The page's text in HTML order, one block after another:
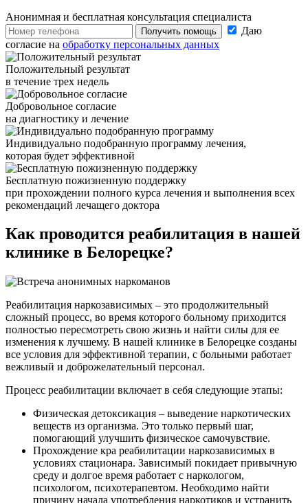
Анонимная и бесплатная консультация специалиста
Получить помощь
Даю
согласие на обработку персональных данных
Положительный результат
в течение трех недель
Добровольное согласие
на диагностику и лечение
Индивидуально подобранную программу лечения,
которая будет эффективной
Бесплатную пожизненную поддержку
при прохождении полного курса лечения и выполнения всех
рекомендаций лечащего доктора
Как проводится реабилитация в нашей
клинике в Белорецке?
Реабилитация наркозависимых – это продолжительный
сложный процесс, во время которого больному приходится
полностью пересмотреть свою жизнь и найти силы для ее
изменения к лучшему. В нашей клинике в Белорецке созданы
все условия для эффективной терапии, с больными работает
вежливый и доброжелательный персонал.
Процесс реабилитации включает в себя следующие этапы:
Физическая детоксикация – выведение наркотических
веществ из организма. Это только первый шаг,
помогающий улучшить физическое самочувствие.
Прохождение кра реабилитации наркозависимых в
условиях стационара. Зависимый покидает привычную
среду и долгое время работает с наркологом,
психологом, психотерапевтом. Необходимо найти
причину начала употребления наркотиков и устранить